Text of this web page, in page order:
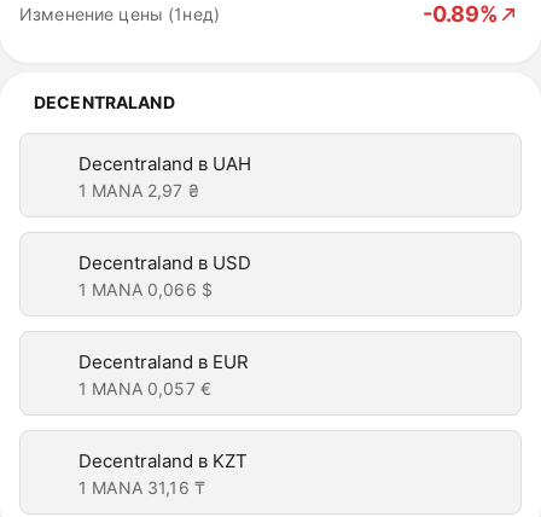
Изменение цены (1нед) -0.89%
DECENTRALAND
Decentraland в UAH
1 MANA 2,97 ₴
Decentraland в USD
1 MANA 0,066 $
Decentraland в EUR
1 MANA 0,057 €
Decentraland в KZT
1 MANA 31,16 ₸